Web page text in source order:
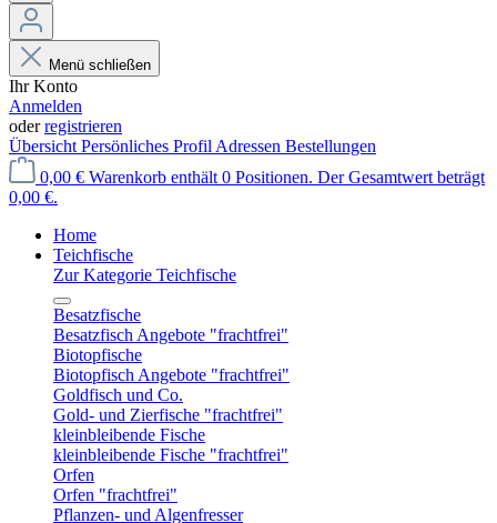
Menü schließen
Ihr Konto
Anmelden
oderregistrieren
Übersicht Persönliches Profil Adressen Bestellungen
0,00 € Warenkorb enthält 0 Positionen. Der Gesamtwert beträgt
0,00 €.
Home
Teichfische
Zur Kategorie Teichfische
Besatzfische
Besatzfisch Angebote "frachtfrei"
Biotopfische
Biotopfisch Angebote "frachtfrei"
Goldfisch und Co.
Gold- und Zierfische "frachtfrei"
kleinbleibende Fische
kleinbleibende Fische "frachtfrei"
Orfen
Orfen "frachtfrei"
Pflanzen- und Algenfresser